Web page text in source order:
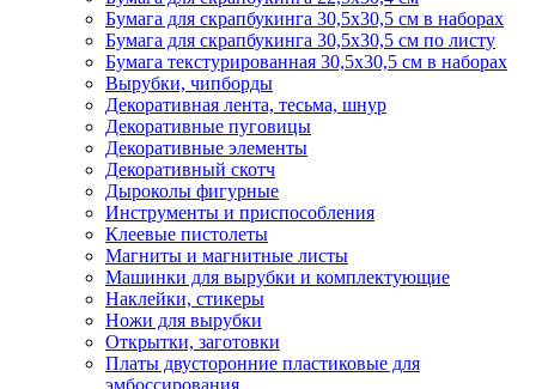
Бумага для скрапбукинга 30,5х30,5 см в наборах
Бумага для скрапбукинга 30,5х30,5 см по листу
Бумага текстурированная 30,5х30,5 см в наборах
Вырубки, чипборды
Декоративная лента, тесьма, шнур
Декоративные пуговицы
Декоративные элементы
Декоративный скотч
Дыроколы фигурные
Инструменты и приспособления
Клеевые пистолеты
Магниты и магнитные листы
Машинки для вырубки и комплектующие
Наклейки, стикеры
Ножи для вырубки
Открытки, заготовки
Платы двусторонние пластиковые для
эмбоссирования